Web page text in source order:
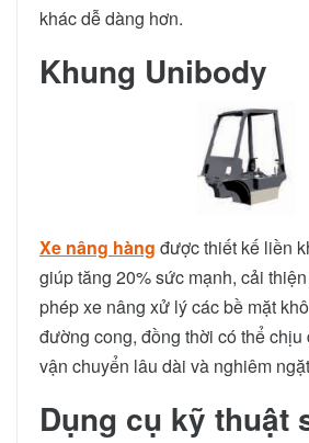
khác dễ dàng hơn.
Khung Unibody
Xe nâng hàng được thiết kế liền
giúp tăng 20% ​​sức mạnh, cải
phép xe nâng xử lý các bề mặt
đường cong, đồng thời có thể
vận chuyển lâu dài và nghiêm
Dụng cụ kỹ thuật